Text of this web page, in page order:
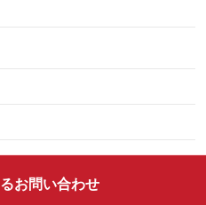
お問い合わせ